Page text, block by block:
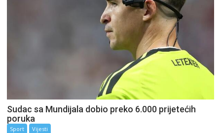
Sudac sa Mundijala dobio preko 6.000 prijetećih
poruka
Sport Vijesti